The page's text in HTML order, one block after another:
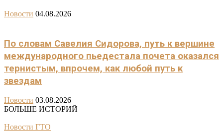
Новости 04.08.2026
По словам Савелия Сидорова, путь к вершине
международного пьедестала почета оказался
тернистым, впрочем, как любой путь к
звездам
Новости 03.08.2026
БОЛЬШЕ ИСТОРИЙ
Новости ГТО